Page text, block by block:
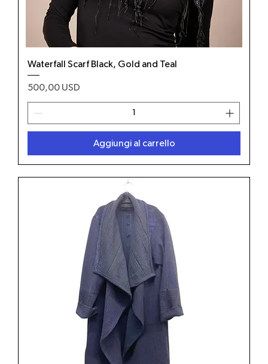
Waterfall Scarf Black, Gold and Teal
Prezzo
500,00 USD
Aggiungi al carrello